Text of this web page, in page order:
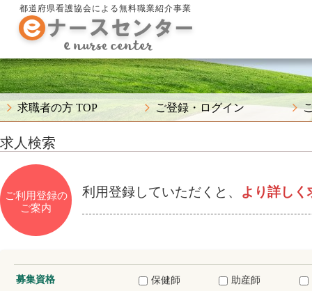
都道府県看護協会による無料職業紹介事業
求職者の方 TOP ご登録・ログイン
求人検索
ご利用登録の
ご案内
利用登録していただくと、 より詳しく
募集資格 保健師 助産師